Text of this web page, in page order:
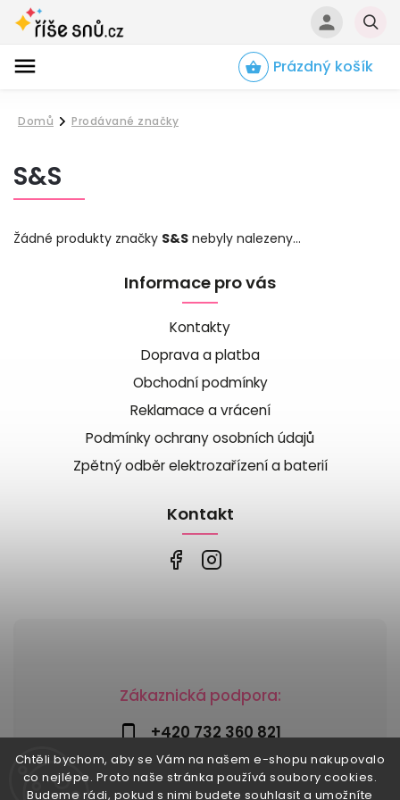
Chtěli bychom, aby se Vám na našem e-shopu nakupovalo
co nejlépe. Proto naše stránka používá soubory cookies.
Budeme rádi, pokud s nimi budete souhlasit a umožníte
Prázdný košík
Domů
/
Prodávané značky
S&S
Žádné produkty značky S&S nebyly nalezeny...
Zákaznická podpora:
+420 732 360 821
info@risesnu.cz
Informace pro vás
Kontakty
Doprava a platba
Obchodní podmínky
Reklamace a vrácení
Podmínky ochrany osobních údajů
Zpětný odběr elektrozařízení a baterií
Kontakt